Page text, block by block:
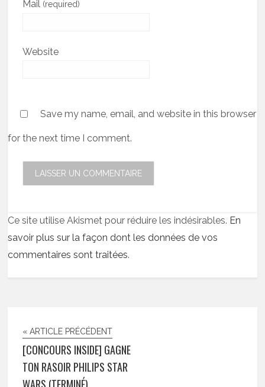
Mail (required)
Website
Save my name, email, and website in this browser
for the next time I comment.
Ce site utilise Akismet pour réduire les indésirables. En
savoir plus sur la façon dont les données de vos
commentaires sont traitées.
« ARTICLE PRÉCÉDENT
[CONCOURS INSIDE] GAGNE
TON RASOIR PHILIPS STAR